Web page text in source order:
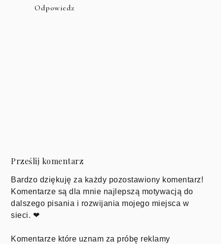
Odpowiedz
Prześlij komentarz
Bardzo dziękuję za każdy pozostawiony komentarz!
Komentarze są dla mnie najlepszą motywacją do
dalszego pisania i rozwijania mojego miejsca w
sieci. ❤
Komentarze które uznam za próbę reklamy